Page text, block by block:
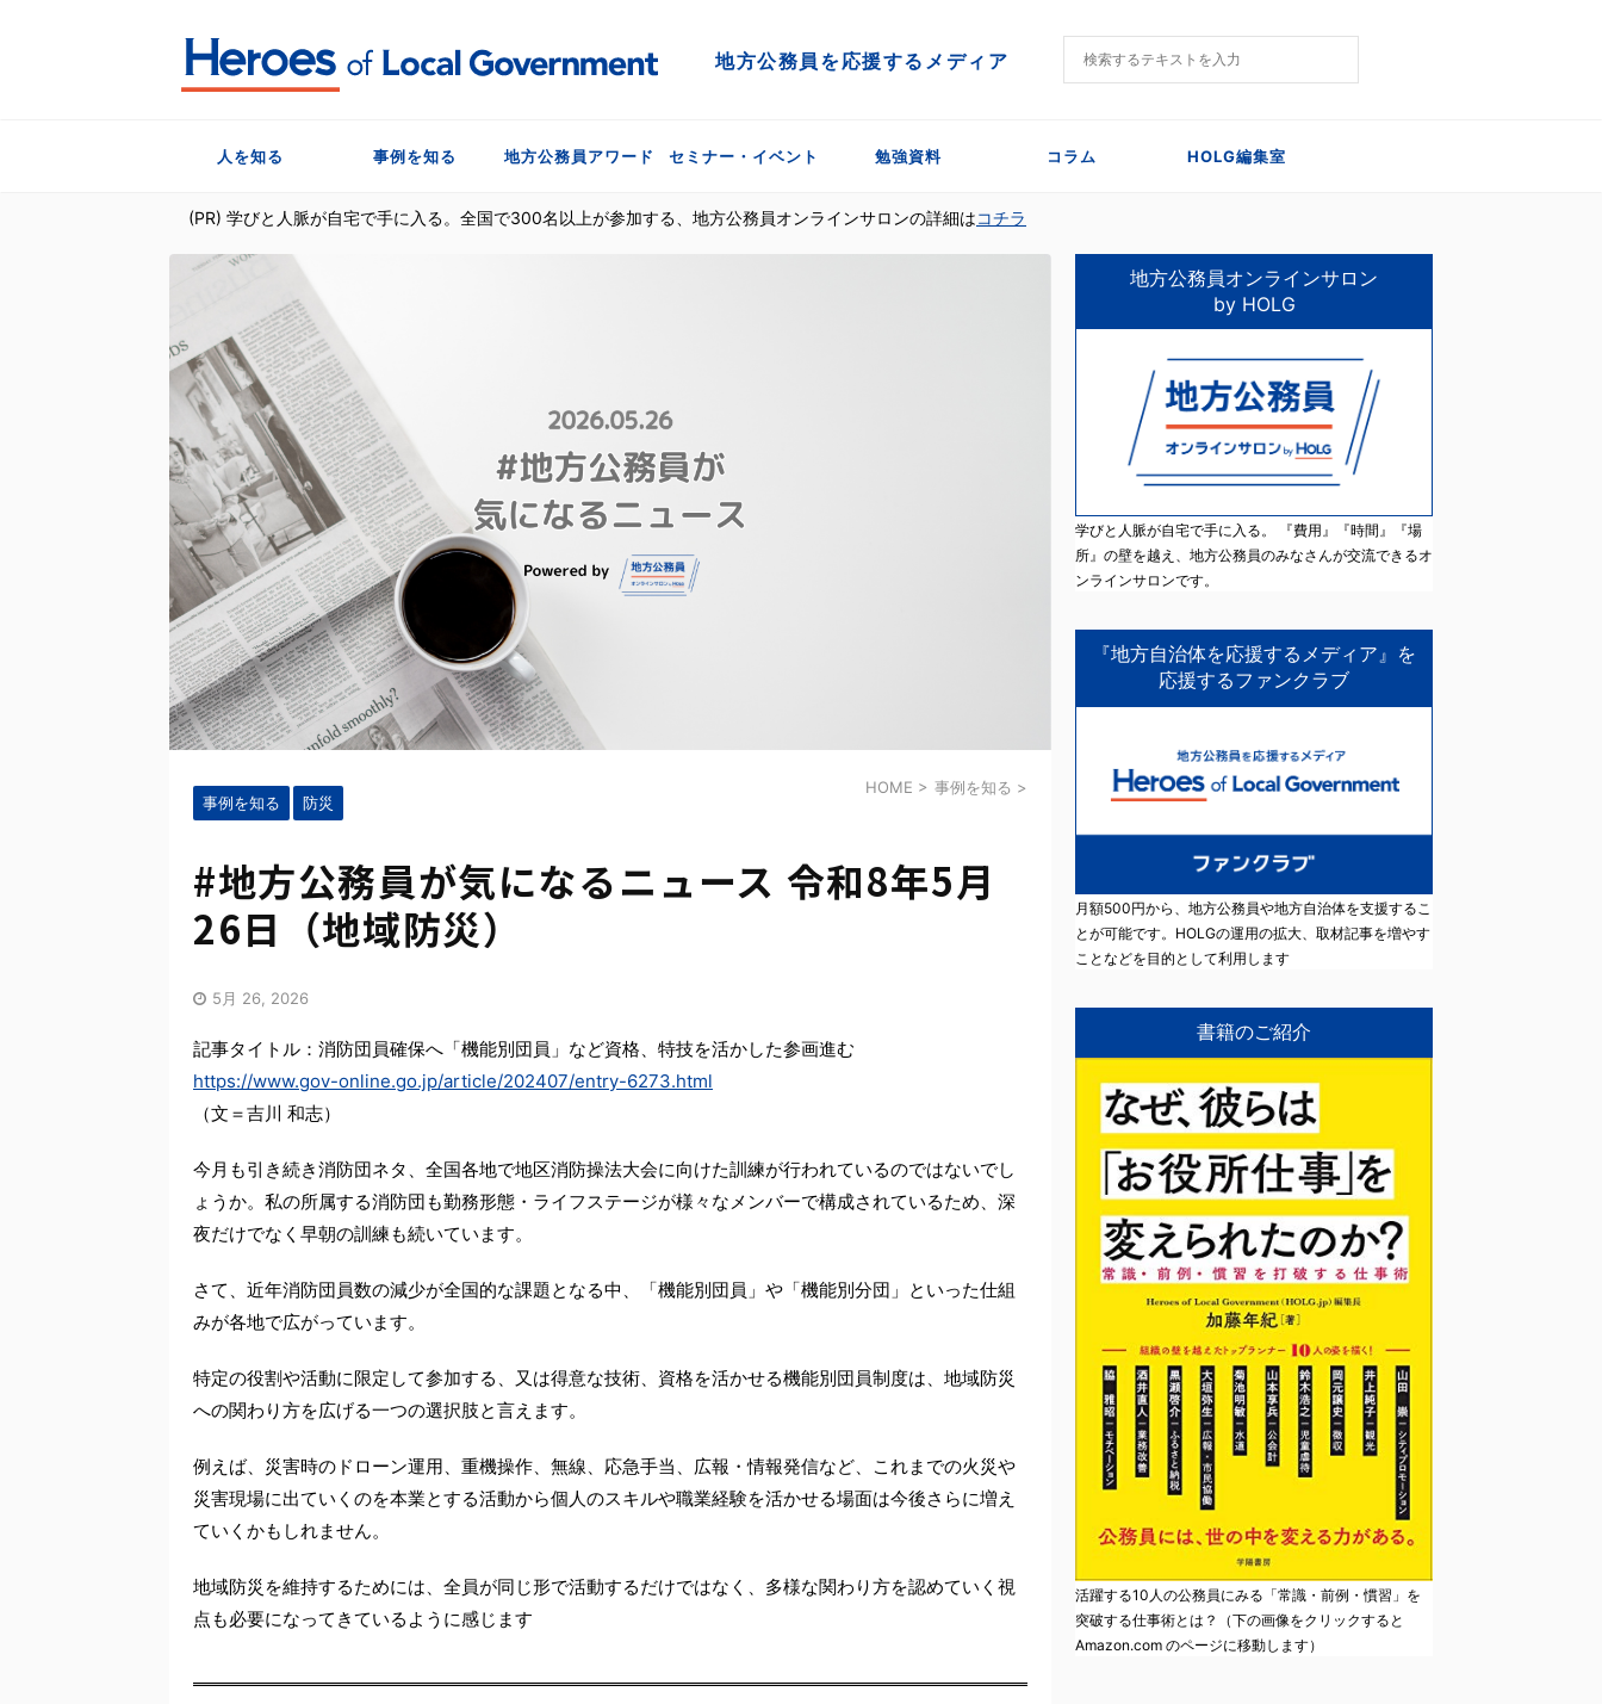
地方公務員を応援するメディア
人を知る 事例を知る 地方公務員アワード セミナー・イベント 勉強資料 コラム HOLG編集室
(PR) 学びと人脈が自宅で手に入る。全国で300名以上が参加する、地方公務員オンラインサロンの詳細はコチラ
HOME > 事例を知る >
事例を知る
防災
#地方公務員が気になるニュース 令和8年5月
26日（地域防災）
5月 26, 2026
記事タイトル：消防団員確保へ「機能別団員」など資格、特技を活かした参画進む
https://www.gov-online.go.jp/article/202407/entry-6273.html
（文＝吉川 和志）
今月も引き続き消防団ネタ、全国各地で地区消防操法大会に向けた訓練が行われているのではないでし
ょうか。私の所属する消防団も勤務形態・ライフステージが様々なメンバーで構成されているため、深
夜だけでなく早朝の訓練も続いています。
さて、近年消防団員数の減少が全国的な課題となる中、「機能別団員」や「機能別分団」といった仕組
みが各地で広がっています。
特定の役割や活動に限定して参加する、又は得意な技術、資格を活かせる機能別団員制度は、地域防災
への関わり方を広げる一つの選択肢と言えます。
例えば、災害時のドローン運用、重機操作、無線、応急手当、広報・情報発信など、これまでの火災や
災害現場に出ていくのを本業とする活動から個人のスキルや職業経験を活かせる場面は今後さらに増え
ていくかもしれません。
地域防災を維持するためには、全員が同じ形で活動するだけではなく、多様な関わり方を認めていく視
点も必要になってきているように感じます
地方公務員オンラインサロン
by HOLG
学びと人脈が自宅で手に入る。 『費用』『時間』『場
所』の壁を越え、地方公務員のみなさんが交流できるオ
ンラインサロンです。
『地方自治体を応援するメディア』を
応援するファンクラブ
月額500円から、地方公務員や地方自治体を支援するこ
とが可能です。HOLGの運用の拡大、取材記事を増やす
ことなどを目的として利用します
書籍のご紹介
活躍する10人の公務員にみる「常識・前例・慣習」を
突破する仕事術とは？（下の画像をクリックすると
Amazon.com のページに移動します）